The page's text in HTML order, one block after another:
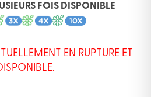
FOIS DISPONIBLE
EN RUPTURE ET